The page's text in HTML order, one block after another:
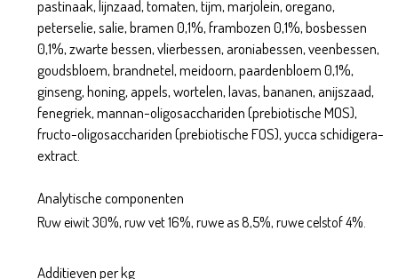
pastinaak, lijnzaad, tomaten, tijm, marjolein, oregano,
peterselie, salie, bramen 0,1%, frambozen 0,1%, bosbessen
0,1%, zwarte bessen, vlierbessen, aroniabessen, veenbessen,
goudsbloem, brandnetel, meidoorn, paardenbloem 0,1%,
ginseng, honing, appels, wortelen, lavas, bananen, anijszaad,
fenegriek, mannan-oligosacchariden (prebiotische MOS),
fructo-oligosacchariden (prebiotische FOS), yucca schidigera-
extract.
Analytische componenten
Ruw eiwit 30%, ruw vet 16%, ruwe as 8,5%, ruwe celstof 4%.
Additieven per kg